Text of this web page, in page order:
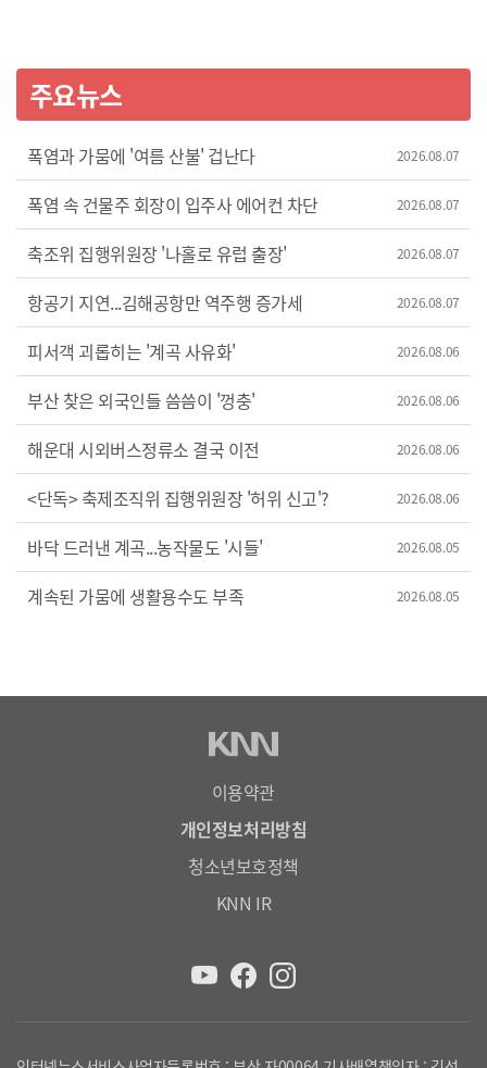
주요뉴스
폭염과 가뭄에 '여름 산불' 겁난다 2026.08.07
폭염 속 건물주 회장이 입주사 에어컨 차단 2026.08.07
축조위 집행위원장 '나홀로 유럽 출장' 2026.08.07
항공기 지연...김해공항만 역주행 증가세 2026.08.07
피서객 괴롭히는 '계곡 사유화' 2026.08.06
부산 찾은 외국인들 씀씀이 '껑충' 2026.08.06
해운대 시외버스정류소 결국 이전 2026.08.06
<단독> 축제조직위 집행위원장 '허위 신고'? 2026.08.06
바닥 드러낸 계곡...농작물도 '시들' 2026.08.05
계속된 가뭄에 생활용수도 부족 2026.08.05
이용약관
개인정보처리방침
청소년보호정책
KNN IR